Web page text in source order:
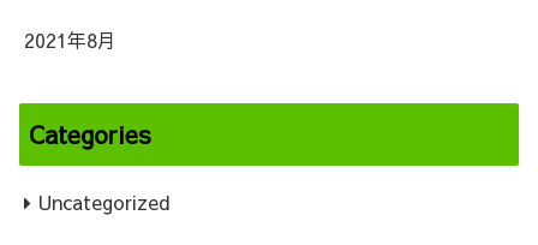
2021年8月
Categories
Uncategorized